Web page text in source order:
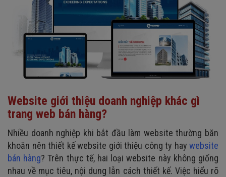
Website giới thiệu doanh nghiệp khác gì
trang web bán hàng?
Nhiều doanh nghiệp khi bắt đầu làm website thường băn
khoăn nên thiết kế website giới thiệu công ty hay website
bán hàng? Trên thực tế, hai loại website này không giống
nhau về mục tiêu, nội dung lẫn cách thiết kế. Việc hiểu rõ